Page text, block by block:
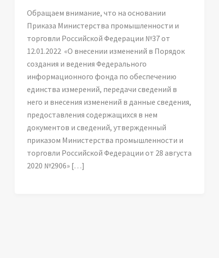
Обращаем внимание, что на основании
Приказа Министерства промышленности и
торговли Российской Федерации №37 от
12.01.2022 «О внесении изменений в Порядок
создания и ведения Федерального
информационного фонда по обеспечению
единства измерений, передачи сведений в
него и внесения изменений в данные сведения,
предоставления содержащихся в нем
документов и сведений, утвержденный
приказом Министерства промышленности и
торговли Российской Федерации от 28 августа
2020 №2906» […]